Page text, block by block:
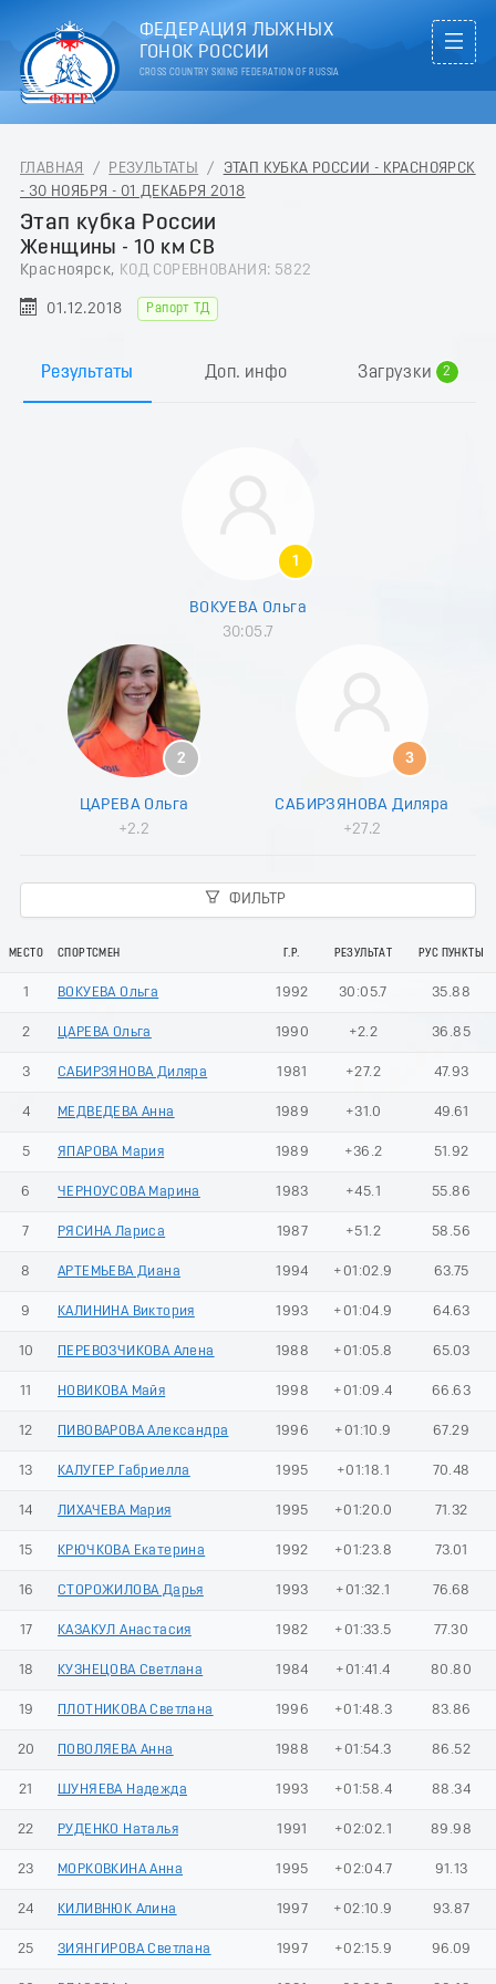
ФЕДЕРАЦИЯ ЛЫЖНЫХ
ГОНОК РОССИИ
CROSS COUNTRY SKIING FEDERATION OF RUSSIA
ГЛАВНАЯ / РЕЗУЛЬТАТЫ /
ЭТАП КУБКА РОССИИ - КРАСНОЯРСК
- 30 НОЯБРЯ - 01 ДЕКАБРЯ 2018
Этап кубка России
Женщины - 10 км СВ
Красноярск, КОД СОРЕВНОВАНИЯ: 5822
01.12.2018 Рапорт ТД
Результаты Доп. инфо Загрузки
2
5
8
1
ВОКУЕВА Ольга
30:05.7
2
ЦАРЕВА Ольга
+2.2
3
САБИРЗЯНОВА Диляра
+27.2
ФИЛЬТР
МЕСТО СПОРТСМЕН Г.Р. РЕЗУЛЬТАТ РУС ПУНКТЫ
1 ВОКУЕВА Ольга 1992 30:05.7 35.88
2 ЦАРЕВА Ольга 1990 +2.2 36.85
3 САБИРЗЯНОВА Диляра 1981 +27.2 47.93
4 МЕДВЕДЕВА Анна 1989 +31.0 49.61
5 ЯПАРОВА Мария 1989 +36.2 51.92
6 ЧЕРНОУСОВА Марина 1983 +45.1 55.86
7 РЯСИНА Лариса 1987 +51.2 58.56
8 АРТЕМЬЕВА Диана 1994 +01:02.9 63.75
9 КАЛИНИНА Виктория 1993 +01:04.9 64.63
10 ПЕРЕВОЗЧИКОВА Алена 1988 +01:05.8 65.03
11 НОВИКОВА Майя 1998 +01:09.4 66.63
12 ПИВОВАРОВА Александра 1996 +01:10.9 67.29
13 КАЛУГЕР Габриелла 1995 +01:18.1 70.48
14 ЛИХАЧЕВА Мария 1995 +01:20.0 71.32
15 КРЮЧКОВА Екатерина 1992 +01:23.8 73.01
16 СТОРОЖИЛОВА Дарья 1993 +01:32.1 76.68
17 КАЗАКУЛ Анастасия 1982 +01:33.5 77.30
18 КУЗНЕЦОВА Светлана 1984 +01:41.4 80.80
19 ПЛОТНИКОВА Светлана 1996 +01:48.3 83.86
20 ПОВОЛЯЕВА Анна 1988 +01:54.3 86.52
21 ШУНЯЕВА Надежда 1993 +01:58.4 88.34
22 РУДЕНКО Наталья 1991 +02:02.1 89.98
23 МОРКОВКИНА Анна 1995 +02:04.7 91.13
24 КИЛИВНЮК Алина 1997 +02:10.9 93.87
25 ЗИЯНГИРОВА Светлана 1997 +02:15.9 96.09